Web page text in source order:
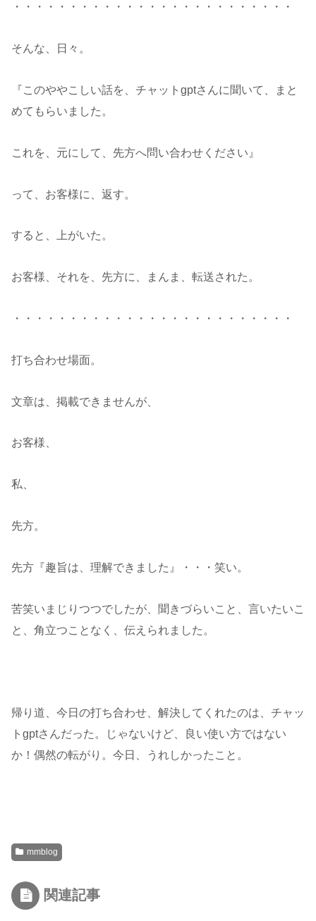
・・・・・・・・・・・・・・・・・・・・・・・・・
そんな、日々。
『このややこしい話を、チャットgptさんに聞いて、まと
めてもらいました。
これを、元にして、先方へ問い合わせください』
って、お客様に、返す。
すると、上がいた。
お客様、それを、先方に、まんま、転送された。
・・・・・・・・・・・・・・・・・・・・・・・・・
打ち合わせ場面。
文章は、掲載できませんが、
お客様、
私、
先方。
先方『趣旨は、理解できました』・・・笑い。
苦笑いまじりつつでしたが、聞きづらいこと、言いたいこ
と、角立つことなく、伝えられました。
帰り道、今日の打ち合わせ、解決してくれたのは、チャッ
トgptさんだった。じゃないけど、良い使い方ではない
か！偶然の転がり。今日、うれしかったこと。
mmblog
関連記事